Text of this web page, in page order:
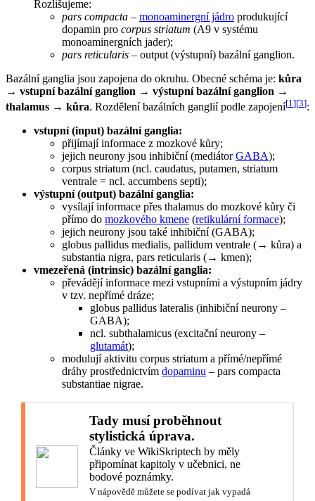
Rozlišujeme:
pars compacta – monoaminergní jádro produkující
dopamin pro corpus striatum (A9 v systému
monoaminergních jader);
pars reticularis – output (výstupní) bazální ganglion.
Bazální ganglia jsou zapojena do okruhu. Obecné schéma je: kůra
→ vstupní bazální ganglion → výstupní bazální ganglion →
thalamus → kůra. Rozdělení bazálních ganglií podle zapojení[1 ][3]:
vstupní (input) bazální ganglia:
přijímají informace z mozkové kůry;
jejich neurony jsou inhibiční (mediátorGABA);
corpus striatum (ncl. caudatus, putamen, striatum
ventrale = ncl. accumbens septi);
výstupní (output) bazální ganglia:
vysílají informace přes thalamus do mozkové kůry či
přímo do mozkového kmene (retikulární formace);
jejich neurony jsou také inhibiční (GABA);
globus pallidus medialis, pallidum ventrale (→ kůra) a
substantia nigra, pars reticularis (→ kmen);
vmezeřená (intrinsic) bazální ganglia:
převádějí informace mezi vstupními a výstupním jádry
v tzv. nepřímé dráze;
globus pallidus lateralis (inhibiční neurony –
GABA);
ncl. subthalamicus (excitační neurony –
glutamát);
modulují aktivitu corpus striatum a přímé/nepřímé
dráhy prostřednictvím dopaminu – pars compacta
substantiae nigrae.
Tady musí proběhnout
stylistická úprava.
Články ve WikiSkriptech by měly
připomínat kapitoly v učebnici, ne
bodové poznámky.
V nápovědě můžete se podívat jak vypadá